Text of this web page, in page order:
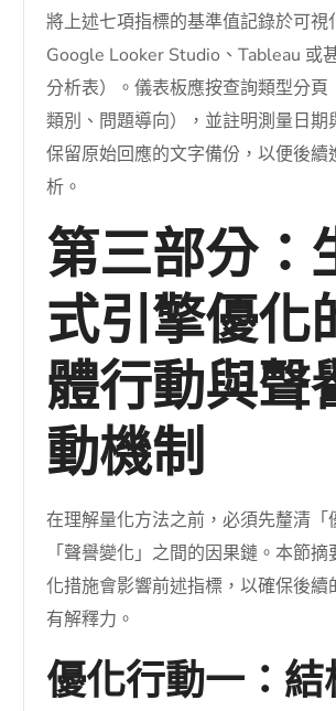
將上述七項指標的基準值記錄於可視
Google Looker Studio、Tableau 或
分析表）。儀表板應按查詢類型分頁
類別、問題導向），並註明測量日期
保留原始回應的文字備份，以便後續
析。
第三部分：
式引擎優化
體行動與聲
動機制
在理解量化方法之前，必須先釐清「
「聲譽變化」之間的因果鏈。本節
化措施會影響前述指標，以確保後續
有解釋力。
優化行動一：